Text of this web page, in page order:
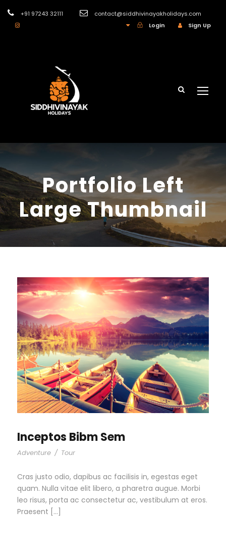
+91 97243 32111
contact@siddhivinayakholidays.com
Login
Sign Up
Portfolio Left
Large Thumbnail
Inceptos Bibm Sem
Adventure / Tour
Cras justo odio, dapibus ac facilisis in, egestas eget
quam. Nulla vitae elit libero, a pharetra augue. Morbi
leo risus, porta ac consectetur ac, vestibulum at eros.
Praesent […]